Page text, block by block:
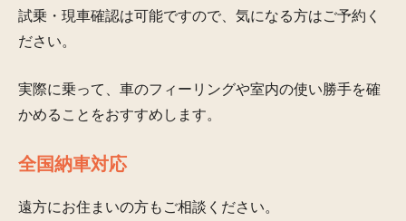
試乗・現車確認は可能ですので、気になる方はご予約く
ださい。
実際に乗って、車のフィーリングや室内の使い勝手を確
かめることをおすすめします。
全国納車対応
遠方にお住まいの方もご相談ください。